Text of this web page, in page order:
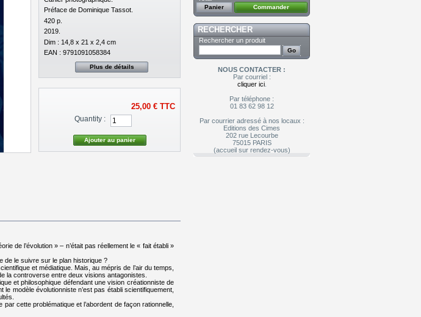
Préface de Dominique Tassot.
420 p.
2019.
Dim : 14,8 x 21 x 2,4 cm
EAN : 9791091058384
Plus de détails
25,00 €TTC
Quantity :
de l’évolution » – n’était pas réellement le « fait établi »
de le suivre sur le plan historique ?
et médiatique. Mais, au mépris de l’air du temps,
la controverse entre deux visions antagonistes.
et philosophique défendant une vision créationniste de
modèle évolutionniste n’est pas établi scientifiquement,
cette problématique et l’abordent de façon rationnelle,
Panier Commander
RECHERCHER
Rechercher un produit
NOUS CONTACTER :
Par courriel :
cliquer ici.
Par téléphone :
01 83 62 98 12
Par courrier adressé à nos locaux :
Editions des Cimes
202 rue Lecourbe
75015 PARIS
(accueil sur rendez-vous)